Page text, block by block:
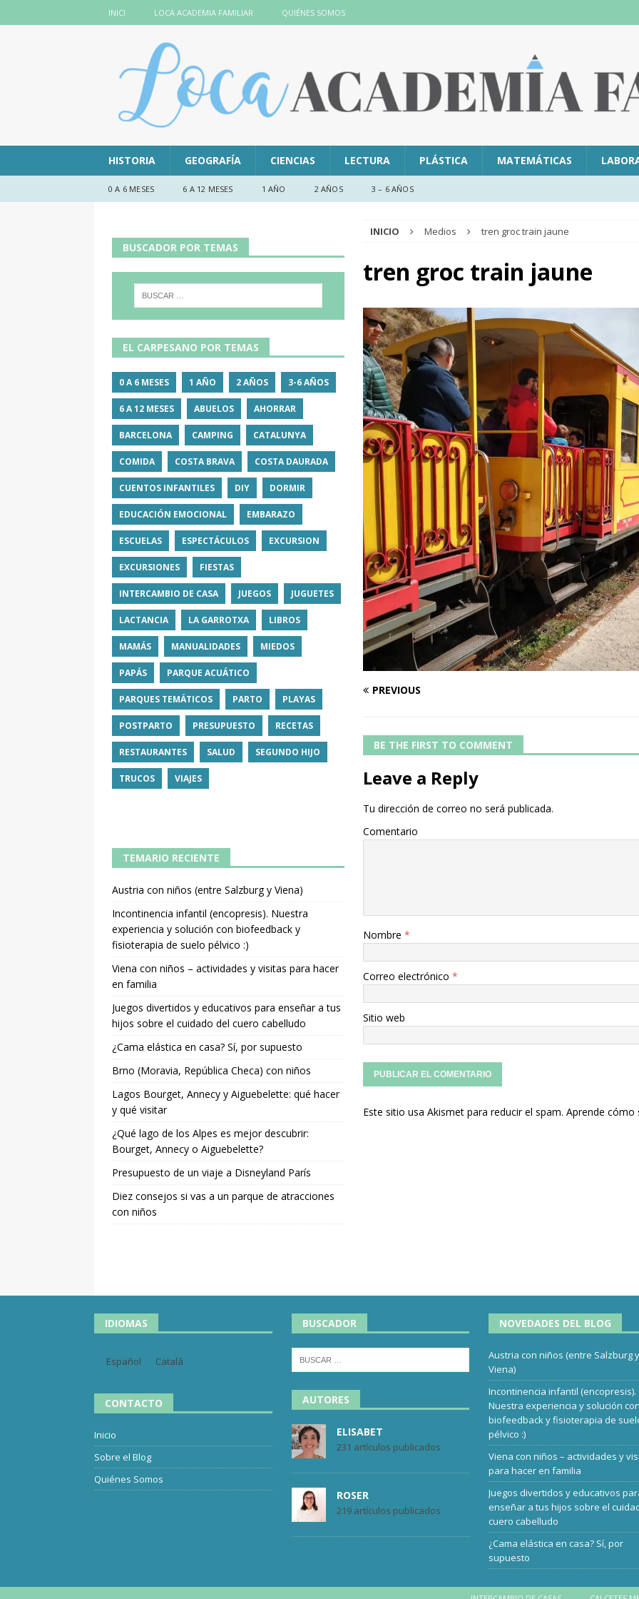
INICI LOCA ACADEMIA FAMILIAR QUIÉNES SOMOS
HISTORIA GEOGRAFÍA CIENCIAS LECTURA PLÁSTICA MATEMÁTICAS
0 A 6 MESES 6 A 12 MESES 1 AÑO 2 AÑOS 3 – 6 AÑOS
INICIO Medios tren groc train jaune
tren groc train jaune
PREVIOUS
BE THE FIRST TO COMMENT
Leave a Reply
Tu dirección de correo no será publicada.
Comentario
Nombre *
Correo electrónico *
Sitio web
Este sitio usa Akismet para reducir el spam. Aprende cómo
BUSCADOR POR TEMAS
EL CARPESANO POR TEMAS
0 A 6 MESES 1 AÑO 2 AÑOS 3-6 AÑOS
6 A 12 MESES ABUELOS AHORRAR
BARCELONA CAMPING CATALUNYA
COMIDA COSTA BRAVA COSTA DAURADA
CUENTOS INFANTILES DIY DORMIR
EDUCACIÓN EMOCIONAL EMBARAZO
ESCUELAS ESPECTÁCULOS EXCURSION
EXCURSIONES FIESTAS
INTERCAMBIO DE CASA JUEGOS JUGUETES
LACTANCIA LA GARROTXA LIBROS
MAMÁS MANUALIDADES MIEDOS
PAPÁS PARQUE ACUÁTICO
PARQUES TEMÁTICOS PARTO PLAYAS
POSTPARTO PRESUPUESTO RECETAS
RESTAURANTES SALUD SEGUNDO HIJO
TRUCOS VIAJES
TEMARIO RECIENTE
Austria con niños (entre Salzburg y Viena)
Incontinencia infantil (encopresis). Nuestra
experiencia y solución con biofeedback y
fisioterapia de suelo pélvico :)
Viena con niños – actividades y visitas para hacer
en familia
Juegos divertidos y educativos para enseñar a tus
hijos sobre el cuidado del cuero cabelludo
¿Cama elástica en casa? Sí, por supuesto
Brno (Moravia, República Checa) con niños
Lagos Bourget, Annecy y Aiguebelette: qué hacer
y qué visitar
¿Qué lago de los Alpes es mejor descubrir:
Bourget, Annecy o Aiguebelette?
Presupuesto de un viaje a Disneyland París
Diez consejos si vas a un parque de atracciones
con niños
IDIOMAS
Español Català
CONTACTO
Inicio
Sobre el Blog
Quiénes Somos
BUSCADOR
AUTORES
ELISABET
231 artículos publicados
ROSER
219 artículos publicados
NOVEDADES DEL BLOG
Austria con niños (entre Salzburg
Viena)
Incontinencia infantil (encopresis).
Nuestra experiencia y solución
biofeedback y fisioterapia de
pélvico :)
Viena con niños – actividades y
para hacer en familia
Juegos divertidos y educativos
enseñar a tus hijos sobre el
cuero cabelludo
¿Cama elástica en casa? Sí, por
supuesto